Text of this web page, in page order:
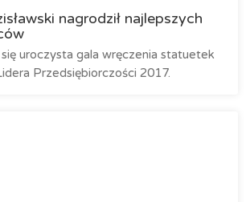
nagrodził najlepszych
się uroczysta gala wręczenia statuetek
Przedsiębiorczości 2017.